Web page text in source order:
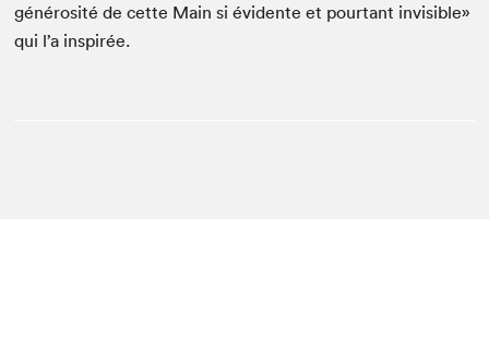
générosité de cette Main si évi­dente et pour­tant invis­i­ble»
qui l’a inspirée.